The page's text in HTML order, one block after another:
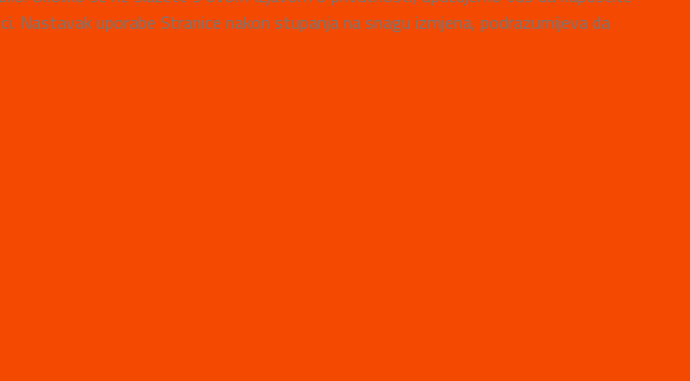
uporabe Stranice nakon stupanja na snagu izmjena, podrazumijeva da